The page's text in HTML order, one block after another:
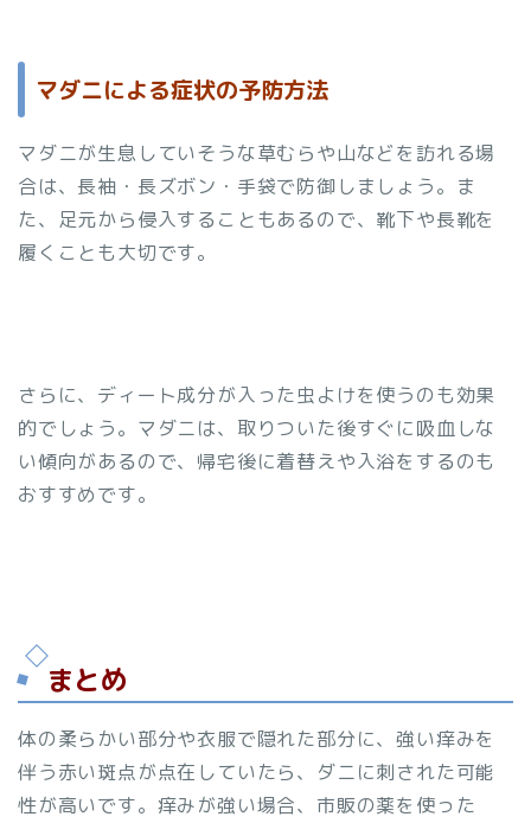
マダニによる症状の予防方法
マダニが生息していそうな草むらや山などを訪れる場
合は、長袖・長ズボン・手袋で防御しましょう。ま
た、足元から侵入することもあるので、靴下や長靴を
履くことも大切です。
さらに、ディート成分が入った虫よけを使うのも効果
的でしょう。マダニは、取りついた後すぐに吸血しな
い傾向があるので、帰宅後に着替えや入浴をするのも
おすすめです。
まとめ
体の柔らかい部分や衣服で隠れた部分に、強い痒みを
伴う赤い斑点が点在していたら、ダニに刺された可能
性が高いです。痒みが強い場合、市販の薬を使った